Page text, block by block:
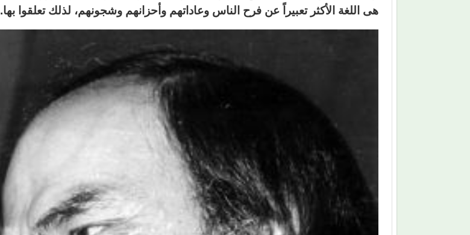
هى اللغة الأكثر تعبيراً عن فرح الناس وعاداتهم وأحزانهم وشجونهم، لذلك تعلقوا بها.